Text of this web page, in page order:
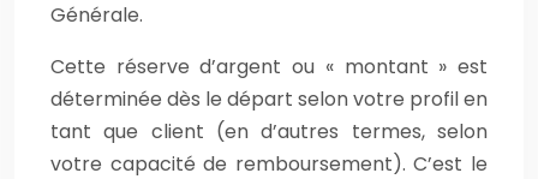
Générale.
Cette réserve d’argent ou « montant » est
déterminée dès le départ selon votre profil en
tant que client (en d’autres termes, selon
votre capacité de remboursement). C’est le